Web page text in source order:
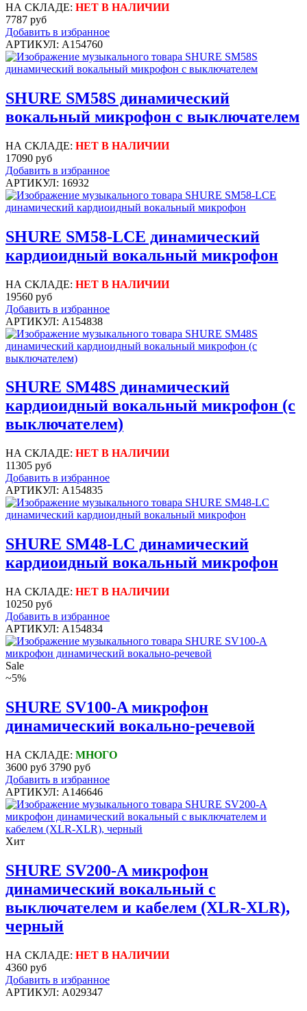
НА СКЛАДЕ: НЕТ В НАЛИЧИИ
7787 руб
Добавить в избранное
АРТИКУЛ: A154760
SHURE SM58S динамический
вокальный микрофон с выключателем
НА СКЛАДЕ: НЕТ В НАЛИЧИИ
17090 руб
Добавить в избранное
АРТИКУЛ: 16932
SHURE SM58-LCE динамический
кардиоидный вокальный микрофон
НА СКЛАДЕ: НЕТ В НАЛИЧИИ
19560 руб
Добавить в избранное
АРТИКУЛ: A154838
SHURE SM48S динамический
кардиоидный вокальный микрофон (с
выключателем)
НА СКЛАДЕ: НЕТ В НАЛИЧИИ
11305 руб
Добавить в избранное
АРТИКУЛ: A154835
SHURE SM48-LC динамический
кардиоидный вокальный микрофон
НА СКЛАДЕ: НЕТ В НАЛИЧИИ
10250 руб
Добавить в избранное
АРТИКУЛ: A154834
Sale
~5%
SHURE SV100-A микрофон
динамический вокально-речевой
НА СКЛАДЕ: МНОГО
3600 руб 3790 руб
Добавить в избранное
АРТИКУЛ: A146646
Хит
SHURE SV200-A микрофон
динамический вокальный с
выключателем и кабелем (XLR-XLR),
черный
НА СКЛАДЕ: НЕТ В НАЛИЧИИ
4360 руб
Добавить в избранное
АРТИКУЛ: A029347